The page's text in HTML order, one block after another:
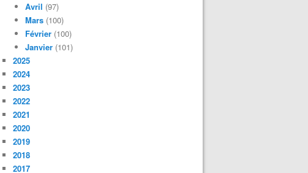
Avril (97)
Mars (100)
Février (100)
Janvier (101)
2025
2024
2023
2022
2021
2020
2019
2018
2017